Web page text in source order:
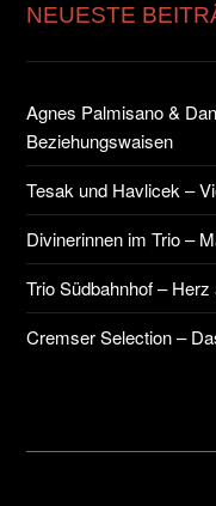
NEUESTE
Agnes Palmisano &
Beziehungswaisen
Tesak und Havlicek –
Divinerinnen im Trio –
Trio Südbahnhof –
Cremser Selection –